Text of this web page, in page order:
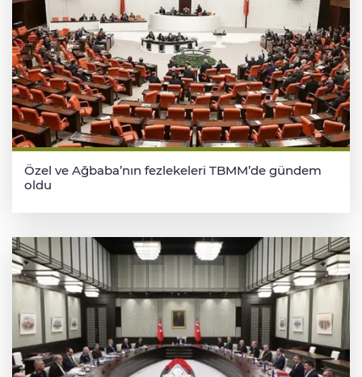
Özel ve Ağbaba’nın fezlekeleri TBMM’de gündem
oldu